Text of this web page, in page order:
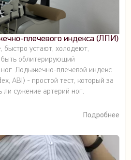
плечевого индекса (ЛПИ)
быстро устают, холодеют,
облитерирующий
ног. Лодыжечно-плечевой индекс
ABI) - простой тест, который за
ли сужение артерий ног.
Подробнее